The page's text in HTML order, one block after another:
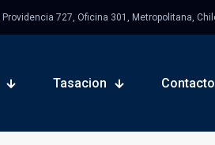
Providencia 727, Oficina 301, Metropolitana,
Tasacion Contacto